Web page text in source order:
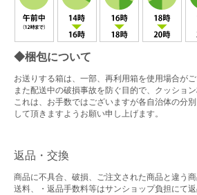
◆梱包について
お送りする箱は、一部、再利用箱を使用場合がご
また配送中の破損事故を防ぐ目的で、クッショ
これは、お手数ではございますが各自治体の分
して頂きますようお願い申し上げます。
返品・交換
商品に不具合、破損、ご注文された商品と違う商
送料、・返品手数料等はサンショップ負担にて